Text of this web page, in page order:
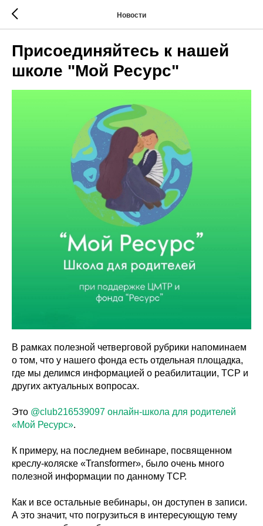
Новости
Присоединяйтесь к нашей
школе "Мой Ресурс"
В рамках полезной четверговой рубрики напоминаем
о том, что у нашего фонда есть отдельная площадка,
где мы делимся информацией о реабилитации, ТСР и
других актуальных вопросах.
Это @club216539097 онлайн-школа для родителей
«Мой Ресурс».
К примеру, на последнем вебинаре, посвященном
креслу-коляске «Transformer», было очень много
полезной информации по данному ТСР.
Как и все остальные вебинары, он доступен в записи.
А это значит, что погрузиться в интересующую тему